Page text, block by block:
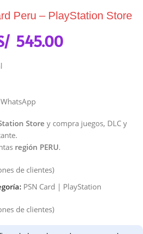
Peru – PlayStation Store
545.00
Store y compra juegos, DLC y
región PERU.
de clientes)
PSN Card | PlayStation
de clientes)